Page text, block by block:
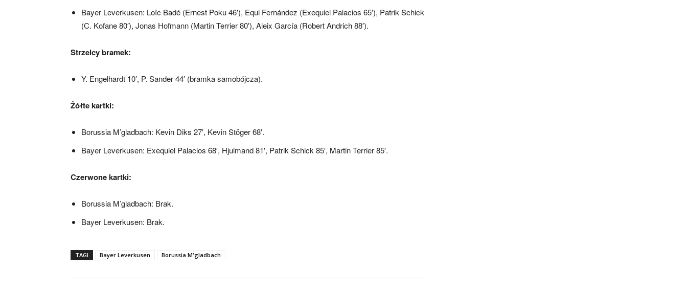
Bayer Leverkusen: Loïc Badé (Ernest Poku 46′), Equi Fernández (Exequiel Palacios 65′), Patrik Schick
(C. Kofane 80′), Jonas Hofmann (Martin Terrier 80′), Aleix García (Robert Andrich 88′).
Strzelcy bramek:
Y. Engelhardt 10′, P. Sander 44′ (bramka samobójcza).
Żółte kartki:
Borussia M’gladbach: Kevin Diks 27′, Kevin Stöger 68′.
Bayer Leverkusen: Exequiel Palacios 68′, Hjulmand 81′, Patrik Schick 85′, Martin Terrier 85′.
Czerwone kartki:
Borussia M’gladbach: Brak.
Bayer Leverkusen: Brak.
TAGI Bayer Leverkusen Borussia M'gladbach